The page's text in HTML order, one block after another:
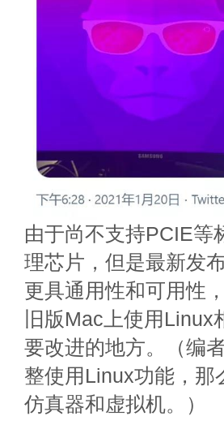
由于尚不支持PCIE等
理芯片，但是最新发
更具通用性和可用性
旧版Mac上使用Linux
要改进的地方。（编
整使用Linux功能，那
仿真器和虚拟机。）